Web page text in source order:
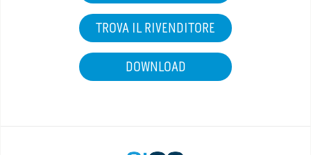
TROVA IL RIVENDITORE
DOWNLOAD